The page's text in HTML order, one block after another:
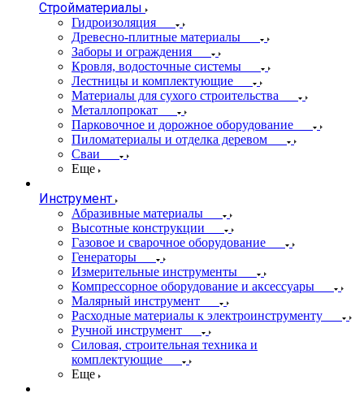
Стройматериалы
Гидроизоляция
Древесно-плитные материалы
Заборы и ограждения
Кровля, водосточные системы
Лестницы и комплектующие
Материалы для сухого строительства
Металлопрокат
Парковочное и дорожное оборудование
Пиломатериалы и отделка деревом
Сваи
Еще
Инструмент
Абразивные материалы
Высотные конструкции
Газовое и сварочное оборудование
Генераторы
Измерительные инструменты
Компрессорное оборудование и аксессуары
Малярный инструмент
Расходные материалы к электроинструменту
Ручной инструмент
Силовая, строительная техника и
комплектующие
Еще